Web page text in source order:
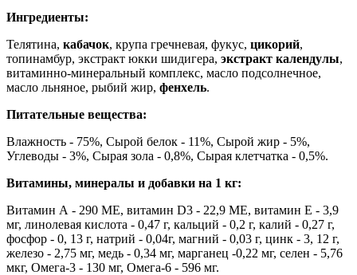
Ингредиенты:
Телятина, кабачок, крупа гречневая, фукус, цикорий,
топинамбур, экстракт юкки шидигера, экстракт календулы,
витаминно-минеральный комплекс, масло подсолнечное,
масло льняное, рыбий жир, фенхель.
Питательные вещества:
Влажность - 75%, Сырой белок - 11%, Сырой жир - 5%,
Углеводы - 3%, Сырая зола - 0,8%, Сырая клетчатка - 0,5%.
Витамины, минералы и добавки на 1 кг:
Витамин А - 290 МЕ, витамин D3 - 22,9 МЕ, витамин Е - 3,9
мг, линолевая кислота - 0,47 г, кальций - 0,2 г, калий - 0,27 г,
фосфор - 0, 13 г, натрий - 0,04г, магний - 0,03 г, цинк - 3, 12 г,
железо - 2,75 мг, медь - 0,34 мг, марганец -0,22 мг, селен - 5,76
мкг, Омега-3 - 130 мг, Омега-6 - 596 мг.